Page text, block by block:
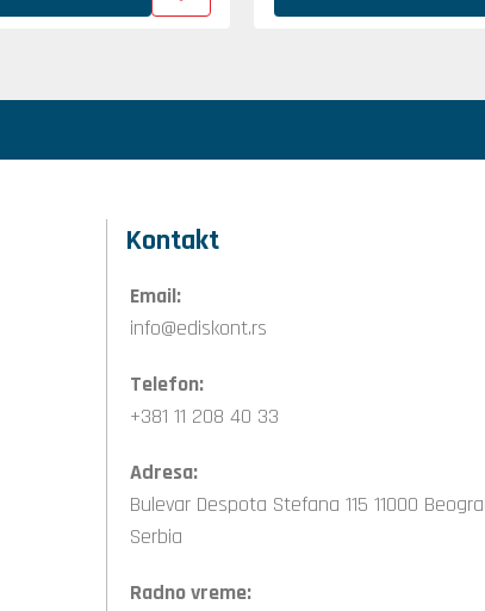
Kontakt
Email:
info@ediskont.rs
Telefon:
+381 11 208 40 33
Adresa:
Bulevar Despota Stefana 115 11000
Serbia
Radno vreme: